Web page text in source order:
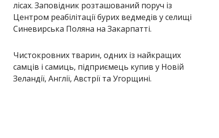
лісах. Заповідник розташований поруч із
Центром реабілітації бурих ведмедів у селищі
Синевирська Поляна на Закарпатті.
Чистокровних тварин, одних із найкращих
самців і самиць, підприємець купив у Новій
Зеландії, Англії, Австрії та Угорщині.